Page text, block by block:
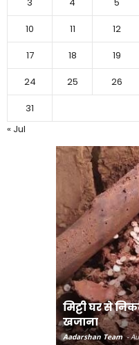
10
11 12
17
18 19
24
25 26
31
« Jul
मिट्टी घर से
खजाना
Aadarshan Team -